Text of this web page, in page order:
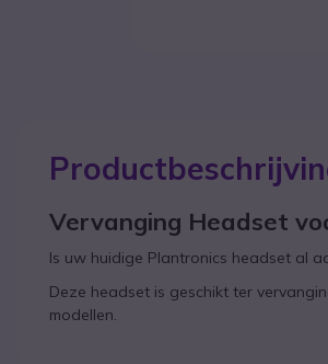
Vervanging Headset
Is uw huidige Plantronics headset al
Deze headset is geschikt ter
modellen.